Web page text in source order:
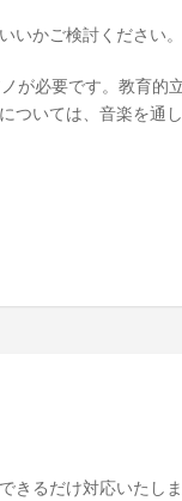
いかご検討ください。
が必要です。教育的
ついては、音楽を通
きるだけ対応いたしま